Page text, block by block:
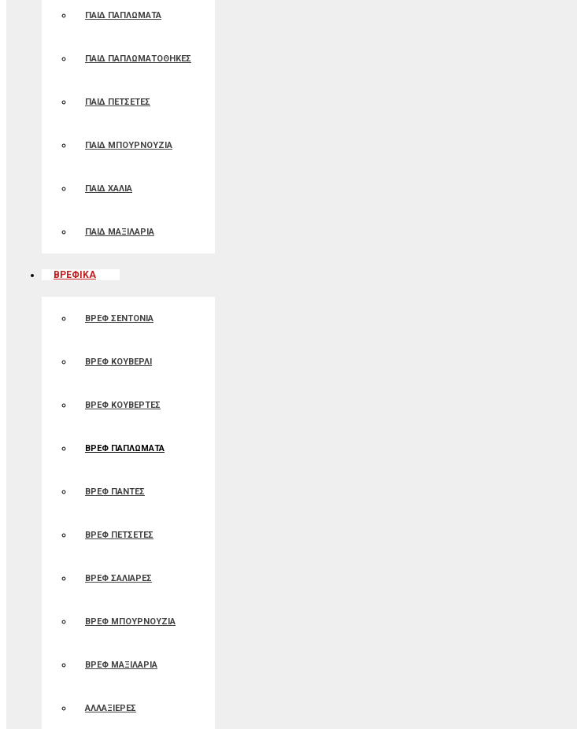
ΠΑΙΔ ΠΑΠΛΩΜΑΤΑ
ΠΑΙΔ ΠΑΠΛΩΜΑΤΟΘΗΚΕΣ
ΠΑΙΔ ΠΕΤΣΕΤΕΣ
ΠΑΙΔ ΜΠΟΥΡΝΟΥΖΙΑ
ΠΑΙΔ ΧΑΛΙΑ
ΠΑΙΔ ΜΑΞΙΛΑΡΙΑ
ΒΡΕΦΙΚΑ
ΒΡΕΦ ΣΕΝΤΟΝΙΑ
ΒΡΕΦ ΚΟΥΒΕΡΛΙ
ΒΡΕΦ ΚΟΥΒΕΡΤΕΣ
ΒΡΕΦ ΠΑΠΛΩΜΑΤΑ
ΒΡΕΦ ΠΑΝΤΕΣ
ΒΡΕΦ ΠΕΤΣΕΤΕΣ
ΒΡΕΦ ΣΑΛΙΑΡΕΣ
ΒΡΕΦ ΜΠΟΥΡΝΟΥΖΙΑ
ΒΡΕΦ ΜΑΞΙΛΑΡΙΑ
ΑΛΛΑΞΙΕΡΕΣ